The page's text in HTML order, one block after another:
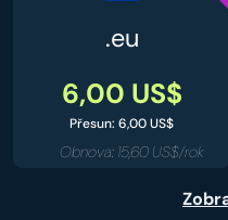
.eu
6,00 US$
Přesun: 6,00 US$
Obnova: 15,60 US$/rok